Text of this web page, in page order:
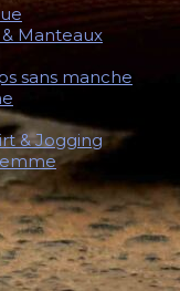
Manteaux
sans manche
& Jogging